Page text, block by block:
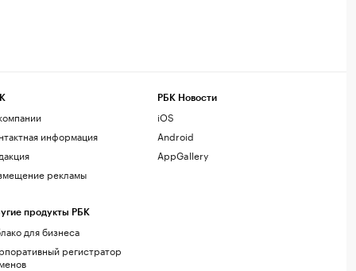
информация
рекламы
продукты РБК
для бизнеса
регистратор
РБК Новости
iOS
Android
AppGallery